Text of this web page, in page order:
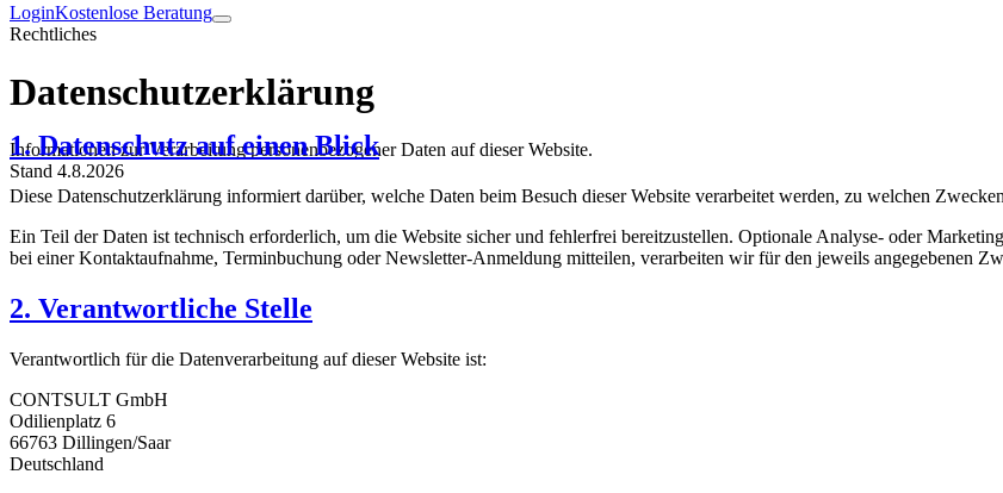
LoginKostenlose Beratung
Rechtliches
Datenschutzerklärung
Informationen zur Verarbeitung personenbezogener Daten auf dieser Website.
Stand 4.8.2026
1. Datenschutz auf einen Blick
Diese Datenschutzerklärung informiert darüber, welche Daten beim Besuch dieser Website verarbeitet werden, zu welchen
Ein Teil der Daten ist technisch erforderlich, um die Website sicher und fehlerfrei bereitzustellen. Optionale Analyse- oder
bei einer Kontaktaufnahme, Terminbuchung oder Newsletter-Anmeldung mitteilen, verarbeiten wir für den jeweils angegebenen
2. Verantwortliche Stelle
Verantwortlich für die Datenverarbeitung auf dieser Website ist:
CONTSULT GmbH
Odilienplatz 6
66763 Dillingen/Saar
Deutschland